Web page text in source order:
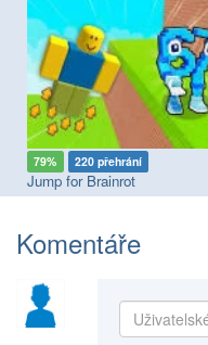
79% 220 přehrání
Jump for Brainrot
Komentáře